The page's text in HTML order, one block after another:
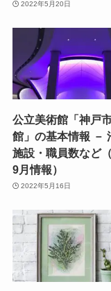
2022年5月20日
公立美術館「神戸
館」の基本情報 －
施設・職員数など
9月情報）
2022年5月16日